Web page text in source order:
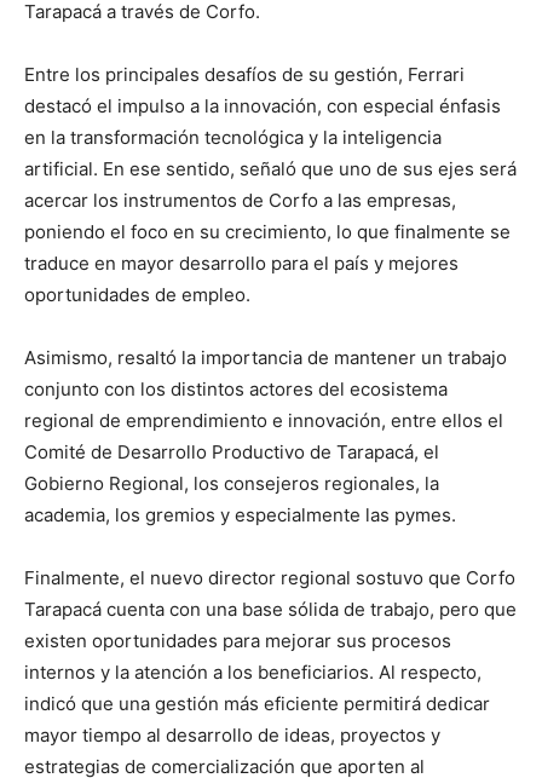
Tarapacá a través de Corfo.
Entre los principales desafíos de su gestión, Ferrari
destacó el impulso a la innovación, con especial énfasis
en la transformación tecnológica y la inteligencia
artificial. En ese sentido, señaló que uno de sus ejes será
acercar los instrumentos de Corfo a las empresas,
poniendo el foco en su crecimiento, lo que finalmente se
traduce en mayor desarrollo para el país y mejores
oportunidades de empleo.
Asimismo, resaltó la importancia de mantener un trabajo
conjunto con los distintos actores del ecosistema
regional de emprendimiento e innovación, entre ellos el
Comité de Desarrollo Productivo de Tarapacá, el
Gobierno Regional, los consejeros regionales, la
academia, los gremios y especialmente las pymes.
Finalmente, el nuevo director regional sostuvo que Corfo
Tarapacá cuenta con una base sólida de trabajo, pero que
existen oportunidades para mejorar sus procesos
internos y la atención a los beneficiarios. Al respecto,
indicó que una gestión más eficiente permitirá dedicar
mayor tiempo al desarrollo de ideas, proyectos y
estrategias de comercialización que aporten al